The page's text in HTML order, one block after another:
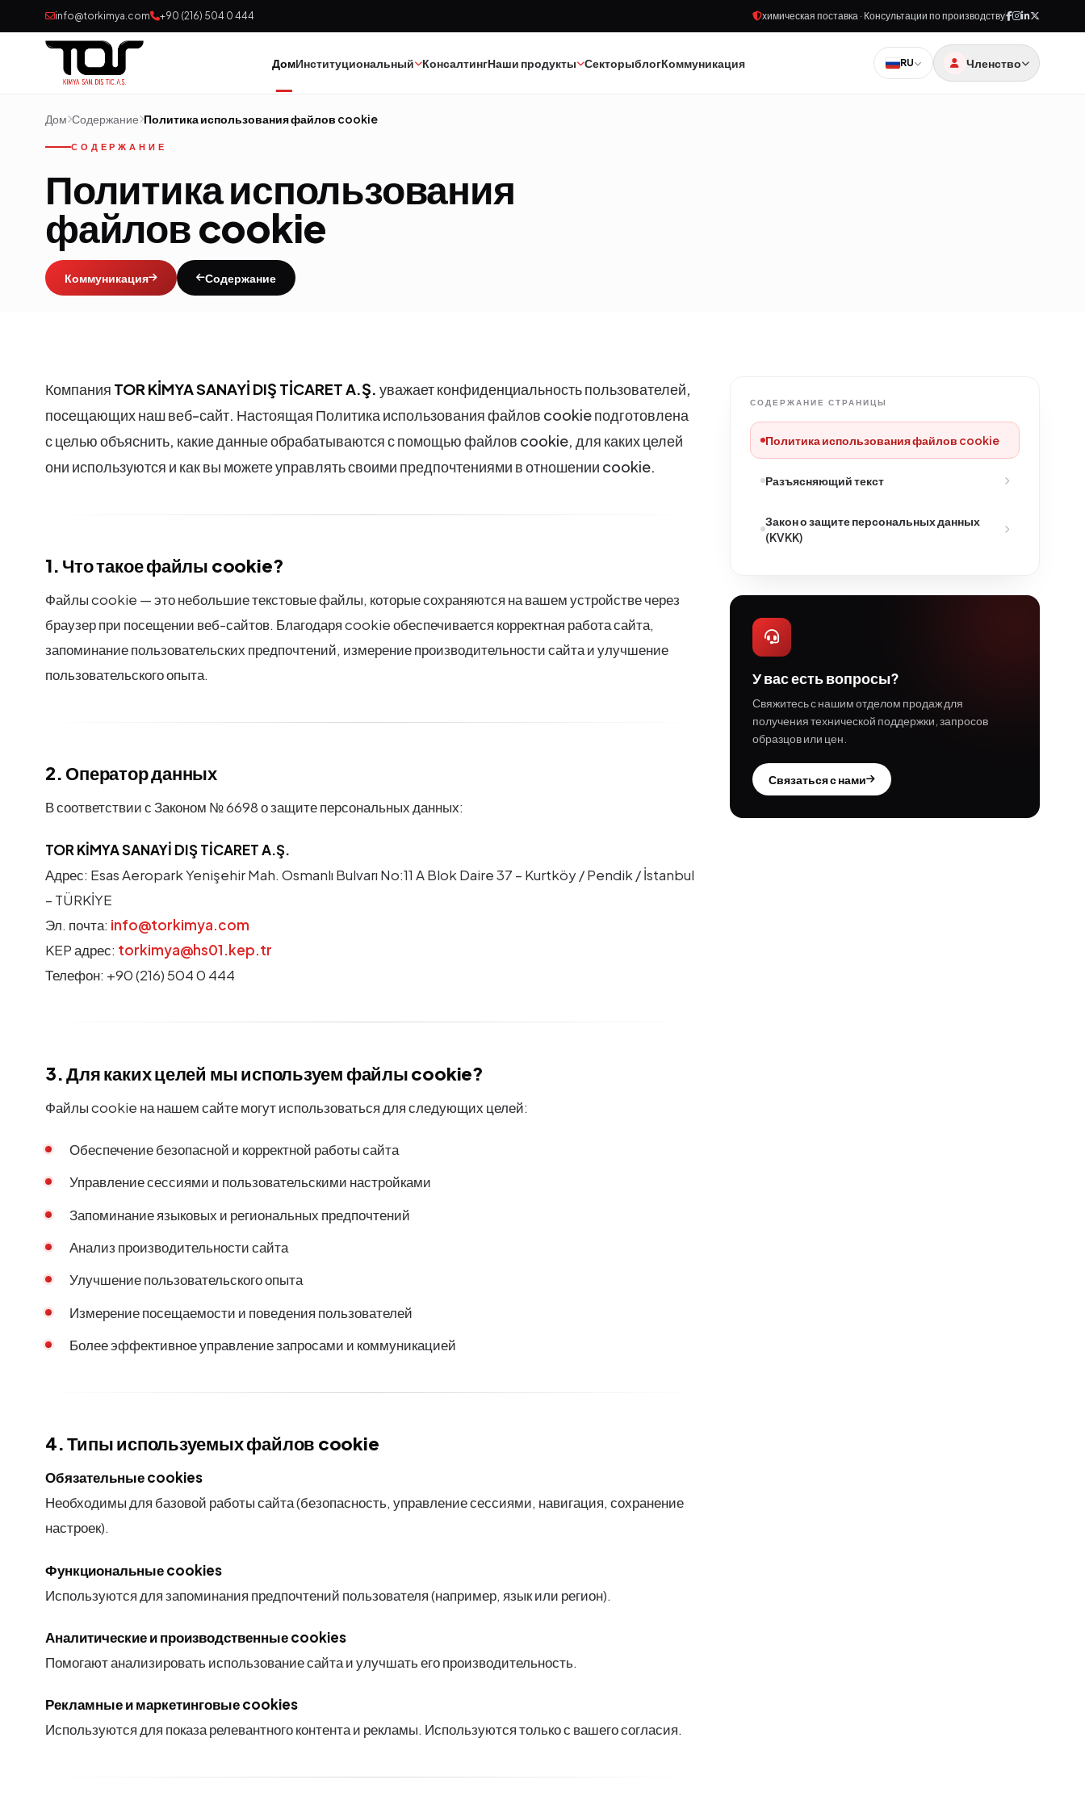
info@torkimya.com +90 (216) 504 0 444 химическая поставка · Консультации по производству
ДомИнституциональный КонсалтингНаши продукты
Клеи
СекторыблогКоммуникация RU Членство
Дом Содержание Политика использования файлов cookie
СОДЕРЖАНИЕ
Политика использования
файлов cookie
Коммуникация Содержание
Компания TOR KİMYA SANAYİ DIŞ TİCARET A.Ş. уважает конфиденциальность пользователей,
посещающих наш веб-сайт. Настоящая Политика использования файлов cookie подготовлена
с целью объяснить, какие данные обрабатываются с помощью файлов cookie, для каких целей
они используются и как вы можете управлять своими предпочтениями в отношении cookie.
1. Что такое файлы cookie?
Файлы cookie — это небольшие текстовые файлы, которые сохраняются на вашем устройстве через
браузер при посещении веб-сайтов. Благодаря cookie обеспечивается корректная работа сайта,
запоминание пользовательских предпочтений, измерение производительности сайта и улучшение
пользовательского опыта.
2. Оператор данных
В соответствии с Законом № 6698 о защите персональных данных:
TOR KİMYA SANAYİ DIŞ TİCARET A.Ş.
Адрес: Esas Aeropark Yenişehir Mah. Osmanlı Bulvarı No:11 A Blok Daire 37 – Kurtköy / Pendik / İstanbul
– TÜRKİYE
Эл. почта: info@torkimya.com
KEP адрес: torkimya@hs01.kep.tr
Телефон: +90 (216) 504 0 444
3. Для каких целей мы используем файлы cookie?
Файлы cookie на нашем сайте могут использоваться для следующих целей:
Обеспечение безопасной и корректной работы сайта
Управление сессиями и пользовательскими настройками
Запоминание языковых и региональных предпочтений
Анализ производительности сайта
Улучшение пользовательского опыта
Измерение посещаемости и поведения пользователей
Более эффективное управление запросами и коммуникацией
4. Типы используемых файлов cookie
Обязательные cookies
Необходимы для базовой работы сайта (безопасность, управление сессиями, навигация, сохранение
настроек).
Функциональные cookies
Используются для запоминания предпочтений пользователя (например, язык или регион).
Аналитические и производственные cookies
Помогают анализировать использование сайта и улучшать его производительность.
Рекламные и маркетинговые cookies
Используются для показа релевантного контента и рекламы. Используются только с вашего согласия.
СОДЕРЖАНИЕ СТРАНИЦЫ
Политика использования файлов cookie
Разъясняющий текст
Закон о защите персональных данных
(KVKK)
У вас есть вопросы?
Свяжитесь с нашим отделом продаж для
получения технической поддержки, запросов
образцов или цен.
Связаться с нами